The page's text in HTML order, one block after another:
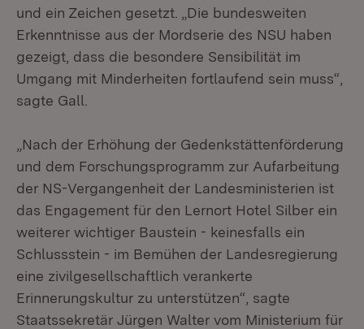
und ein Zeichen gesetzt. „Die bundesweiten
Erkenntnisse aus der Mordserie des NSU haben
gezeigt, dass die besondere Sensibilität im
Umgang mit Minderheiten fortlaufend sein muss“,
sagte Gall.
„Nach der Erhöhung der Gedenkstättenförderung
und dem Forschungsprogramm zur Aufarbeitung
der NS-Vergangenheit der Landesministerien ist
das Engagement für den Lernort Hotel Silber ein
weiterer wichtiger Baustein - keinesfalls ein
Schlussstein - im Bemühen der Landesregierung
eine zivilgesellschaftlich verankerte
Erinnerungskultur zu unterstützen“, sagte
Staatssekretär Jürgen Walter vom Ministerium für